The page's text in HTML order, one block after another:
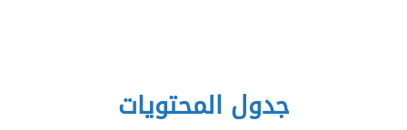
جدول المحتويات